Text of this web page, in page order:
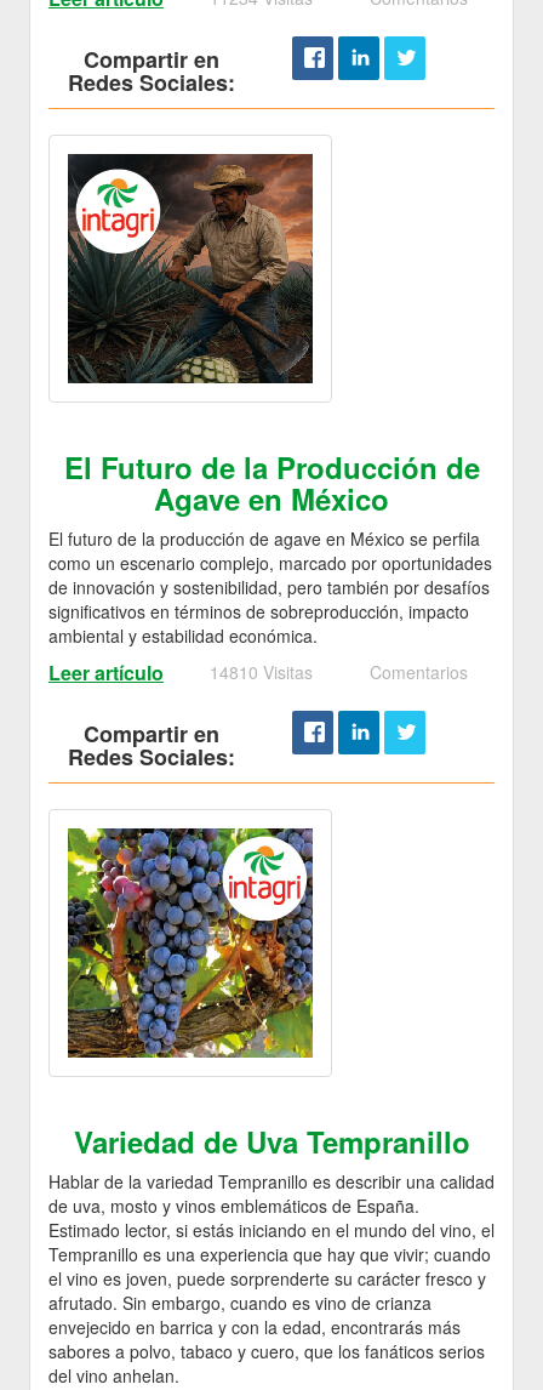
Compartir en
Redes Sociales:
El Futuro de la Producción de
Agave en México
El futuro de la producción de agave en México se perfila
como un escenario complejo, marcado por oportunidades
de innovación y sostenibilidad, pero también por desafíos
significativos en términos de sobreproducción, impacto
ambiental y estabilidad económica.
Leer artículo 14810 Visitas Comentarios
Compartir en
Redes Sociales:
Variedad de Uva Tempranillo
Hablar de la variedad Tempranillo es describir una calidad
de uva, mosto y vinos emblemáticos de España.
Estimado lector, si estás iniciando en el mundo del vino, el
Tempranillo es una experiencia que hay que vivir; cuando
el vino es joven, puede sorprenderte su carácter fresco y
afrutado. Sin embargo, cuando es vino de crianza
envejecido en barrica y con la edad, encontrarás más
sabores a polvo, tabaco y cuero, que los fanáticos serios
del vino anhelan.